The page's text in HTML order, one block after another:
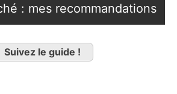
: mes recommandations
Suivez le guide !